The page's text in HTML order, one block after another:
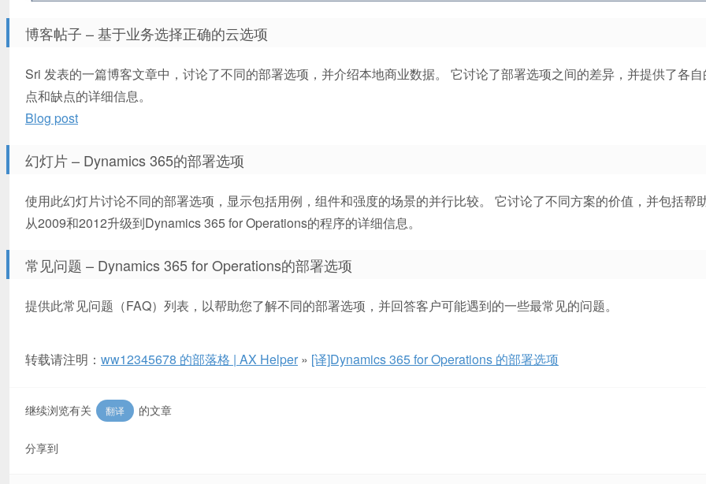
博客帖子 – 基于业务选择正确的云选项
Sri 发表的一篇博客文章中，讨论了不同的部署选项，并介绍本地商业数据。 它讨论了部署选项之间的差异，并提供了各
点和缺点的详细信息。
Blog post
幻灯片 – Dynamics 365的部署选项
使用此幻灯片讨论不同的部署选项，显示包括用例，组件和强度的场景的并行比较。 它讨论了不同方案的价值，并包括帮
从2009和2012升级到Dynamics 365 for Operations的程序的详细信息。
常见问题 – Dynamics 365 for Operations的部署选项
提供此常见问题（FAQ）列表，以帮助您了解不同的部署选项，并回答客户可能遇到的一些最常见的问题。
转载请注明： ww12345678 的部落格 | AX Helper » [译]Dynamics 365 for Operations 的部署选项
继续浏览有关 翻译 的文章
分享到